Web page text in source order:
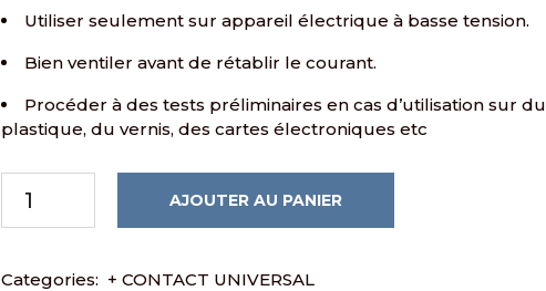
Utiliser seulement sur appareil électrique à basse tension.
Bien ventiler avant de rétablir le courant.
Procéder à des tests préliminaires en cas d’utilisation sur du
plastique, du vernis, des cartes électroniques etc
AJOUTER AU PANIER
Categories: + CONTACT UNIVERSAL